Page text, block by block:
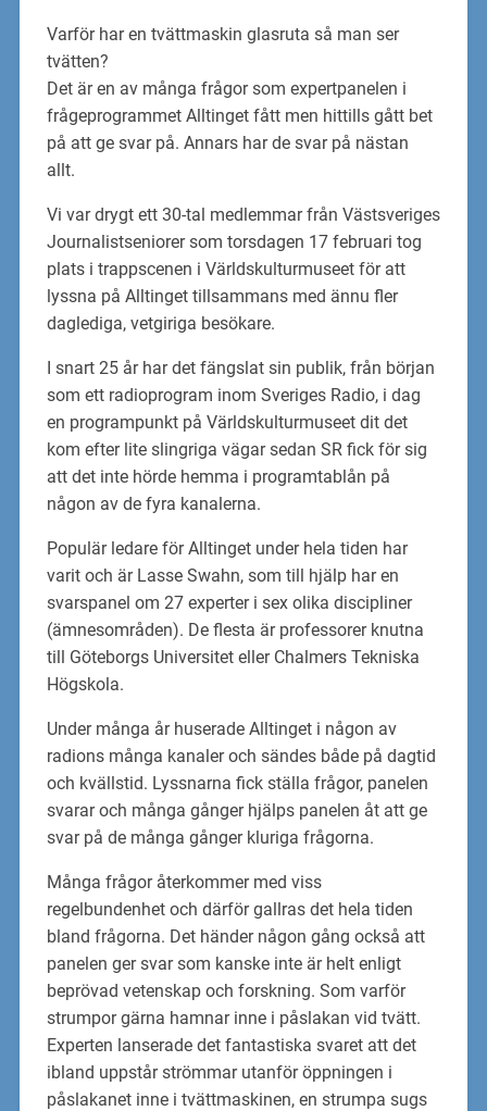
Varför har en tvättmaskin glasruta så man ser
tvätten?
Det är en av många frågor som expertpanelen i
frågeprogrammet Alltinget fått men hittills gått bet
på att ge svar på. Annars har de svar på nästan
allt.
Vi var drygt ett 30-tal medlemmar från Västsveriges
Journalistseniorer som torsdagen 17 februari tog
plats i trappscenen i Världskulturmuseet för att
lyssna på Alltinget tillsammans med ännu fler
daglediga, vetgiriga besökare.
I snart 25 år har det fängslat sin publik, från början
som ett radioprogram inom Sveriges Radio, i dag
en programpunkt på Världskulturmuseet dit det
kom efter lite slingriga vägar sedan SR fick för sig
att det inte hörde hemma i programtablån på
någon av de fyra kanalerna.
Populär ledare för Alltinget under hela tiden har
varit och är Lasse Swahn, som till hjälp har en
svarspanel om 27 experter i sex olika discipliner
(ämnesområden). De flesta är professorer knutna
till Göteborgs Universitet eller Chalmers Tekniska
Högskola.
Under många år huserade Alltinget i någon av
radions många kanaler och sändes både på dagtid
och kvällstid. Lyssnarna fick ställa frågor, panelen
svarar och många gånger hjälps panelen åt att ge
svar på de många gånger kluriga frågorna.
Många frågor återkommer med viss
regelbundenhet och därför gallras det hela tiden
bland frågorna. Det händer någon gång också att
panelen ger svar som kanske inte är helt enligt
beprövad vetenskap och forskning. Som varför
strumpor gärna hamnar inne i påslakan vid tvätt.
Experten lanserade det fantastiska svaret att det
ibland uppstår strömmar utanför öppningen i
påslakanet inne i tvättmaskinen, en strumpa sugs